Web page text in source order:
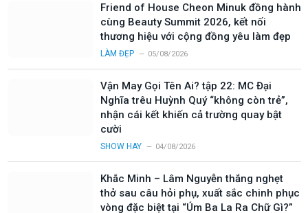
Friend of House Cheon Minuk đồng hành
cùng Beauty Summit 2026, kết nối
thương hiệu với cộng đồng yêu làm đẹp
LÀM ĐẸP 05/08/2026
Vận May Gọi Tên Ai? tập 22: MC Đại
Nghĩa trêu Huỳnh Quý “không còn trẻ”,
nhận cái kết khiến cả trường quay bật
cười
SHOW HAY 04/08/2026
Khắc Minh – Lâm Nguyễn thắng nghẹt
thở sau câu hỏi phụ, xuất sắc chinh phục
vòng đặc biệt tại “Úm Ba La Ra Chữ Gì?”